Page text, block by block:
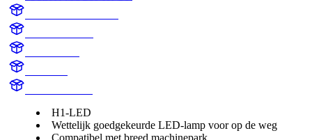
H1-LED
Wettelijk goedgekeurde LED-lamp voor op de weg